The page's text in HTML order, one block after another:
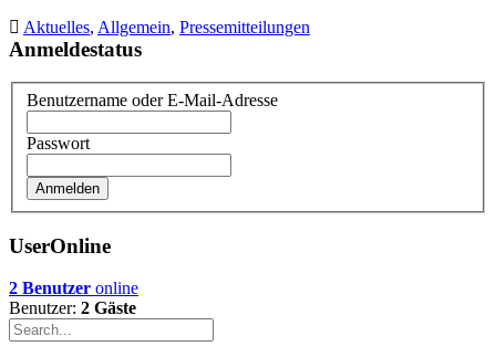
UWG
Aktuelles, Allgemein, Pressemitteilungen
Anmeldestatus
Benutzername oder E-Mail-Adresse
Passwort
UserOnline
2 Benutzer online
Benutzer: 2 Gäste